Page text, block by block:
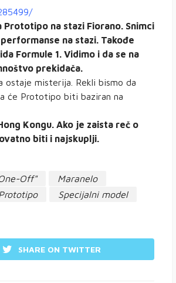
na stazi Fiorano. Snimci
na stazi. Takođe
Formule 1. Vidimo i da se na
prekidača.
ostaje misterija. Rekli bismo da
će Prototipo biti baziran na
Kongu. Ako je zaista reč o
biti i najskuplji.
Off"
Maranelo
Prototipo
Specijalni model
SHARE ON TWITTER